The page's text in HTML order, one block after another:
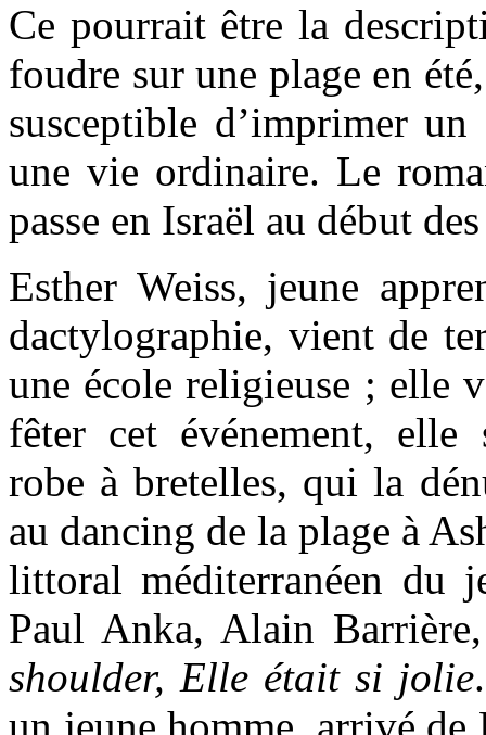
Ce pourrait être la
foudre sur une plage en
susceptible d’imprimer
une vie ordinaire. Le
passe en Israël au début
Esther Weiss, jeune
dactylographie, vient de
une école religieuse ; elle
fêter cet événement, elle
robe à bretelles, qui la
au dancing de la plage à
littoral méditerranéen du
Paul Anka, Alain
shoulder, Elle était si jolie